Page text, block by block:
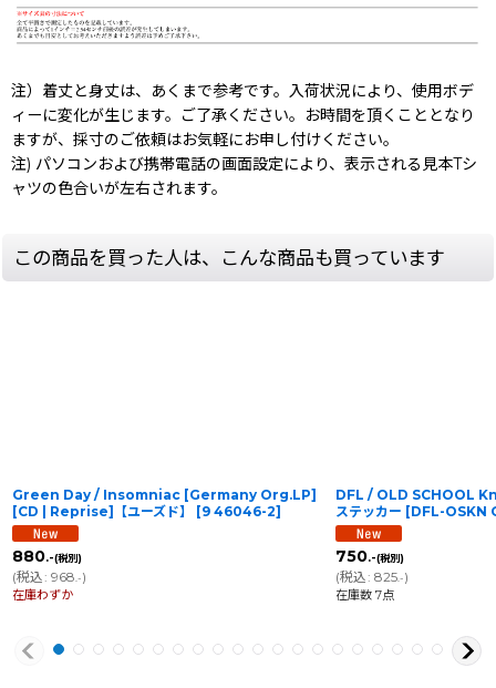
注）着丈と身丈は、あくまで参考です。入荷状況により、使用ボデ
ィーに変化が生じます。ご了承ください。お時間を頂くこととなり
ますが、採寸のご依頼はお気軽にお申し付けください。
注) パソコンおよび携帯電話の画面設定により、表示される見本Tシ
ャツの色合いが左右されます。
この商品を買った人は、こんな商品も買っています
Green Day / Insomniac [Germany Org.LP]
[CD | Reprise]【ユーズド】
[9 46046-2]
880.-(税別)
(税込: 968 .-)
在庫わずか
DFL / OLD SCHOOL
ステッカー [DFL-OSKN
750.-(税別)
(税込: 825.-)
在庫数 7点